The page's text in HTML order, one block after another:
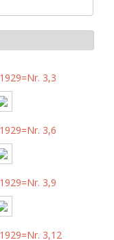
3,3
3,6
3,9
3,12